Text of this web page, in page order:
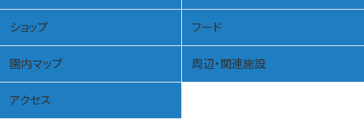
ショップ フード
園内マップ 周辺・関連施設
アクセス